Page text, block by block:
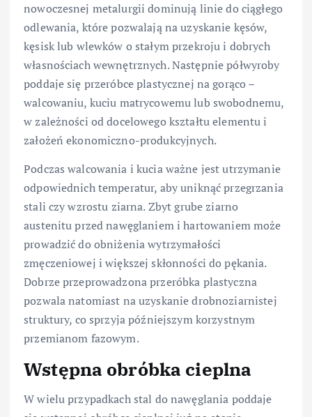
nowoczesnej metalurgii dominują linie do ciągłego
odlewania, które pozwalają na uzyskanie kęsów,
kęsisk lub wlewków o stałym przekroju i dobrych
własnościach wewnętrznych. Następnie półwyroby
poddaje się przeróbce plastycznej na gorąco –
walcowaniu, kuciu matrycowemu lub swobodnemu,
w zależności od docelowego kształtu elementu i
założeń ekonomiczno-produkcyjnych.
Podczas walcowania i kucia ważne jest utrzymanie
odpowiednich temperatur, aby uniknąć przegrzania
stali czy wzrostu ziarna. Zbyt grube ziarno
austenitu przed nawęglaniem i hartowaniem może
prowadzić do obniżenia wytrzymałości
zmęczeniowej i większej skłonności do pękania.
Dobrze przeprowadzona przeróbka plastyczna
pozwala natomiast na uzyskanie drobnoziarnistej
struktury, co sprzyja późniejszym korzystnym
przemianom fazowym.
Wstępna obróbka cieplna
W wielu przypadkach stal do nawęglania poddaje